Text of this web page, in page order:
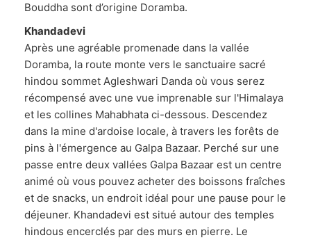
Bouddha sont d’origine Doramba.
Khandadevi
Après une agréable promenade dans la vallée
Doramba, la route monte vers le sanctuaire sacré
hindou sommet Agleshwari Danda où vous serez
récompensé avec une vue imprenable sur l'Himalaya
et les collines Mahabhata ci-dessous. Descendez
dans la mine d'ardoise locale, à travers les forêts de
pins à l'émergence au Galpa Bazaar. Perché sur une
passe entre deux vallées Galpa Bazaar est un centre
animé où vous pouvez acheter des boissons fraîches
et de snacks, un endroit idéal pour une pause pour le
déjeuner. Khandadevi est situé autour des temples
hindous encerclés par des murs en pierre. Le